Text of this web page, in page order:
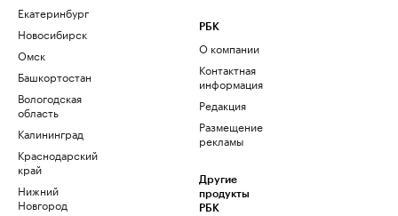
Екатеринбург
Новосибирск
Омск
Башкортостан
Вологодская
область
Калининград
Краснодарский
край
Нижний
Новгород
РБК
О компании
Контактная
информация
Редакция
Размещение
рекламы
Другие
продукты
РБК